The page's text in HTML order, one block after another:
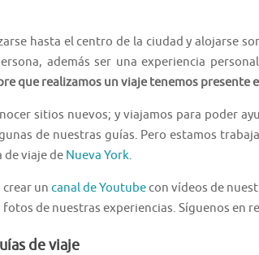
hasta el centro de la ciudad y alojarse
además ser una experiencia
que realizamos un viaje tenemos presente
sitios nuevos; y viajamos para poder
de nuestras guías. Pero estamos
de viaje de Nueva York.
un canal de Youtubecon vídeos de
fotos de nuestras experiencias. Síguenos en
de viaje